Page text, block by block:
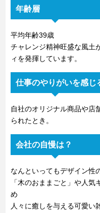
年齢層
平均年齢39歳
チャレンジ精神旺盛な風土
ィを発揮しています。
仕事のやりがいを感じ
自社のオリジナル商品や店
られたとき。
会社の自慢は？
なんといってもデザイン性
「木のおままごと」や人
め
人々に癒しを与える可愛い